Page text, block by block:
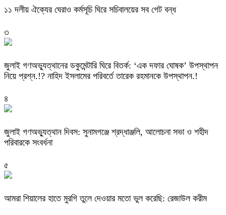
‎১১ দলীয় ঐক্যের ঘেরাও কর্মসূচি ঘিরে সচিবালয়ের সব গেট বন্ধ
৩
‎জুলাই গণঅভ্যুত্থানের ডকুমেন্টারি ঘিরে বিতর্ক: ‘এক দফার ঘোষক’ উপস্থাপন
নিয়ে প্রশ্ন.!? নাহিদ ইসলামের পরিবর্তে তারেক রহমানকে উপস্থাপন.!
৪
জুলাই গণঅভ্যুত্থান দিবস: সুনামগঞ্জে শ্রদ্ধাঞ্জলি, আলোচনা সভা ও শহীদ
পরিবারকে সংবর্ধনা
৫
‎আমরা শিয়ালের হাতে মুরগি তুলে দেওয়ার মতো ভুল করেছি: রেজাউল করীম